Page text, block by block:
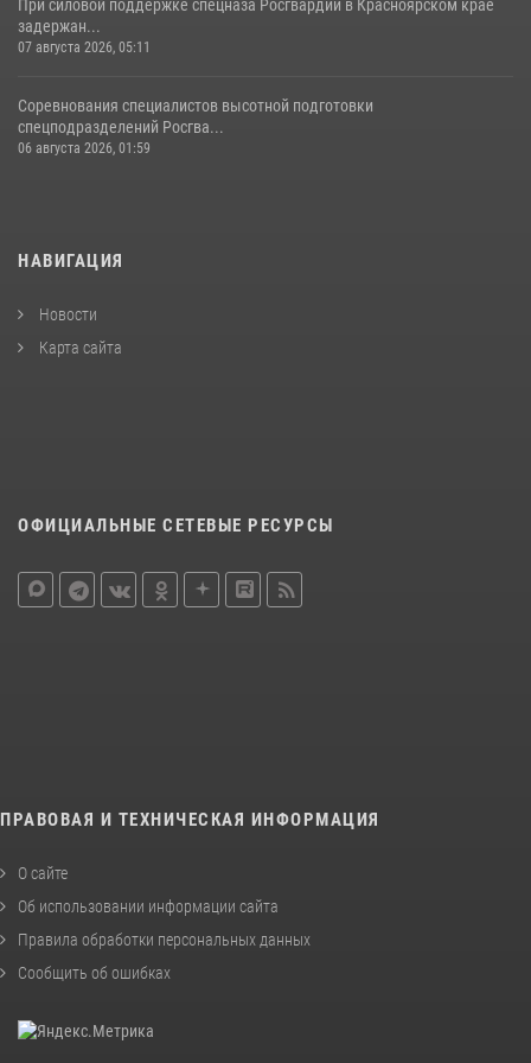
При силовой поддержке спецназа Росгвардии в Красноярском крае
задержан...
07 августа 2026, 05:11
Соревнования специалистов высотной подготовки
спецподразделений Росгва...
06 августа 2026, 01:59
НАВИГАЦИЯ
Новости
Карта сайта
ОФИЦИАЛЬНЫЕ СЕТЕВЫЕ РЕСУРСЫ
ПРАВОВАЯ И ТЕХНИЧЕСКАЯ ИНФОРМАЦИЯ
О сайте
Об использовании информации сайта
Правила обработки персональных данных
Сообщить об ошибках